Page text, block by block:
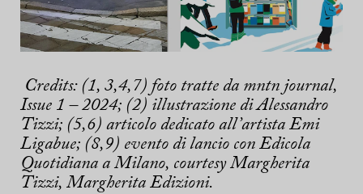
Credits: (1, 3,4,7) foto tratte da mntn journal,
Issue 1 – 2024; (2) illustrazione di Alessandro
Tizzi; (5,6) articolo dedicato all’artista Emi
Ligabue; (8,9) evento di lancio con Edicola
Quotidiana a Milano, courtesy Margherita
Tizzi, Margherita Edizioni.